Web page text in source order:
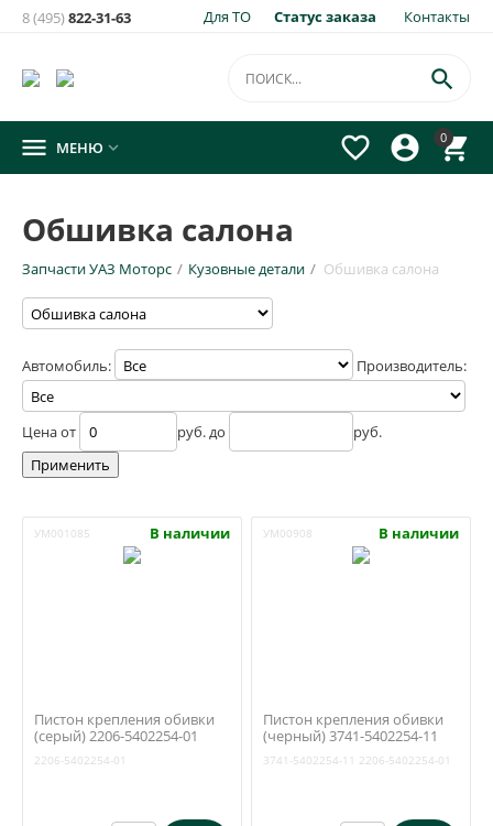
Для ТО Статус заказа Контакты
8 (495)822-31-63
0




 МЕНЮ 
Обшивка салона
Запчасти УАЗ Моторс / Кузовные детали / Обшивка салона
Автомобиль: Производитель:
Цена от руб. до руб.
УМ001085 В наличии
Пистон крепления обивки
(серый) 2206-5402254-01
2206-5402254-01
УМ00908 В наличии
Пистон крепления обивки
(черный) 3741-5402254-11
3741-5402254-11 2206-5402254-01